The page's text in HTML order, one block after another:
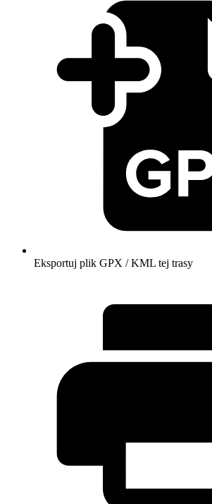
Eksportuj plik GPX / KML tej trasy